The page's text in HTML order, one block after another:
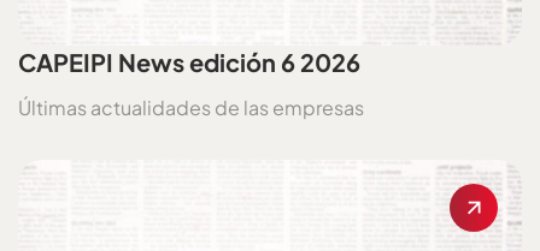
CAPEIPI News edición 6 2026
Últimas actualidades de las empresas